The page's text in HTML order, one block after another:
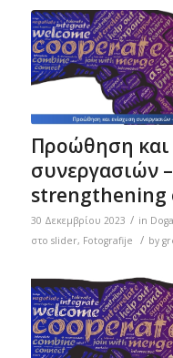
Προώθηση και
συνεργασιών
strengthening
30 Δεκεμβρίου 2023 / in
στο slider, Fotografije / by